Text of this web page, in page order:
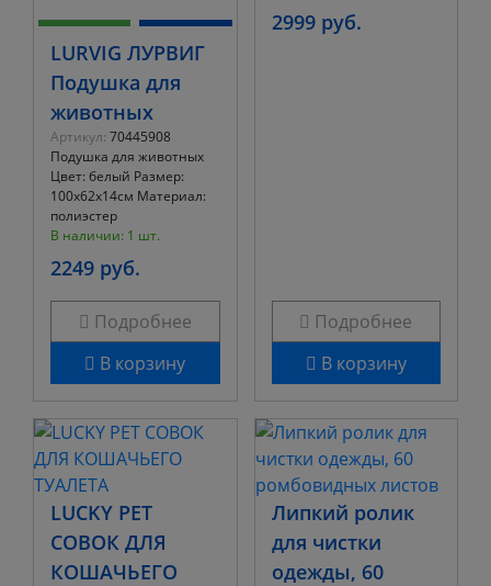
LURVIG ЛУРВИГ
Подушка для
животных
Артикул: 70445908
Подушка для животных
Цвет: белый Размер:
100х62х14см Материал:
полиэстер
В наличии: 1 шт.
2249 руб.
Подробнее
В корзину
2999 руб.
Подробнее
В корзину
LUCKY PET
СОВОК ДЛЯ
КОШАЧЬЕГО
Липкий ролик
для чистки
одежды, 60